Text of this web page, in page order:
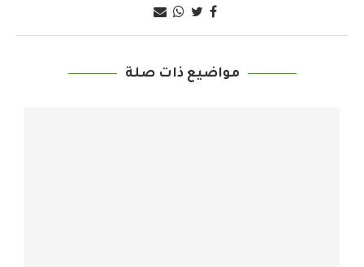
مواضيع ذات صلة